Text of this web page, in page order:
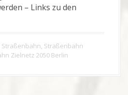
– Links zu den
Straßenbahn, Straßenbahn
Zielnetz 2050 Berlin